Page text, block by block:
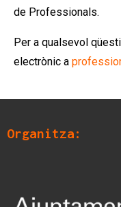
de Professionals.
Per a qualsevol
electrònic a
Organitza: